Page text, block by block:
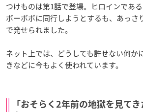
つけものは第1話で登場。ヒロインであ
ボーボボに同行しようとするも、あっさ
で発せられました。
ネット上では、どうしても許せない何か
きなどに今もよく使われています。
「おそらく2年前の地獄を見て